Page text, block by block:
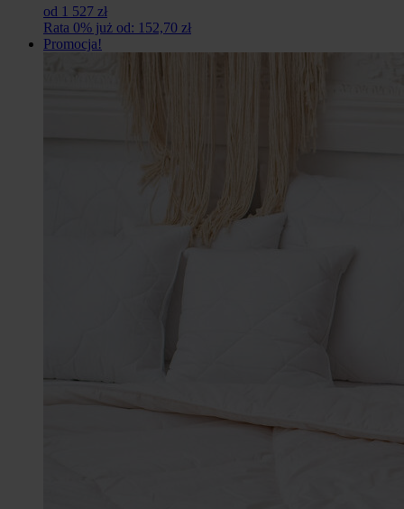
od 1 527 zł
Rata 0% już od: 152,70 zł
Promocja!